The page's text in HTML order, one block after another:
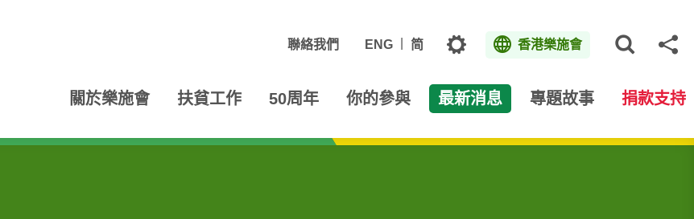
聯絡我們 ENG 简 主題 香港樂施會
關於樂施會 扶貧工作 50周年 你的參與 最新消息 專題故事 捐款支持